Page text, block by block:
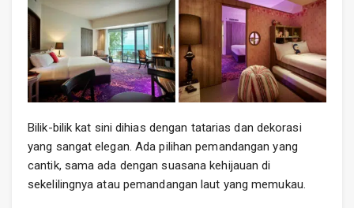
Bilik-bilik kat sini dihias dengan tatarias dan dekorasi
yang sangat elegan. Ada pilihan pemandangan yang
cantik, sama ada dengan suasana kehijauan di
sekelilingnya atau pemandangan laut yang memukau.